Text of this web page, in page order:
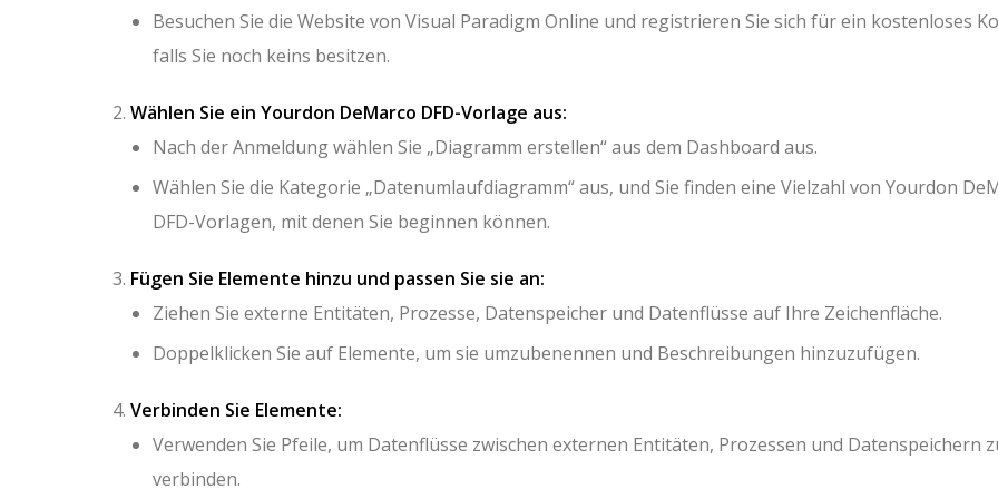
Besuchen Sie die Website von Visual Paradigm Online und registrieren Sie sich für ein kostenloses
falls Sie noch keins besitzen.
Wählen Sie ein Yourdon DeMarco DFD-Vorlage aus:
Nach der Anmeldung wählen Sie „Diagramm erstellen“ aus dem Dashboard aus.
Wählen Sie die Kategorie „Datenumlaufdiagramm“ aus, und Sie finden eine Vielzahl von Yourdon
DFD-Vorlagen, mit denen Sie beginnen können.
Fügen Sie Elemente hinzu und passen Sie sie an:
Ziehen Sie externe Entitäten, Prozesse, Datenspeicher und Datenflüsse auf Ihre Zeichenfläche.
Doppelklicken Sie auf Elemente, um sie umzubenennen und Beschreibungen hinzuzufügen.
Verbinden Sie Elemente:
Verwenden Sie Pfeile, um Datenflüsse zwischen externen Entitäten, Prozessen und Datenspeichern
verbinden.